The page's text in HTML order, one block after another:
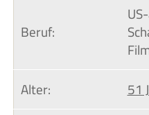
Beruf:
Alter:
51